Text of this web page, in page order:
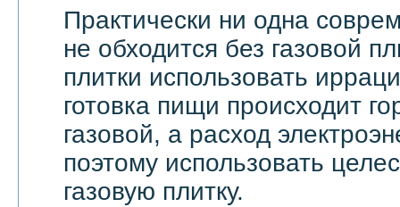
Практически ни одна
не обходится без газовой
плитки использовать
готовка пищи происходит
газовой, а расход
поэтому использовать
газовую плитку.